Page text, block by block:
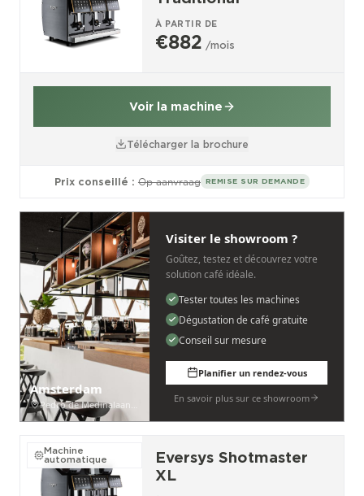
À PARTIR DE
€882 /mois
Voir la machine
Télécharger la brochure
Prix conseillé : Op aanvraag REMISE SUR DEMANDE
Amsterdam
Visiter le showroom ?
Goûtez, testez et découvrez votre
solution café idéale.
Tester toutes les machines
Dégustation de café gratuite
Conseil sur mesure
Planifier un rendez-vous
En savoir plus sur ce showroom
Machine
automatique
Eversys Shotmaster
XL